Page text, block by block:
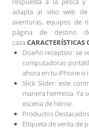
adapta al sitio web de
aventuras, equipos de
página de destino
caza. CARACTERÍSTICAS
Diseño receptivo: se
computadoras
ahora en tu iPhone o
Slick Slider: este
manera hermosa. Ya
escena de héroe.
Productos
Etiqueta de venta de